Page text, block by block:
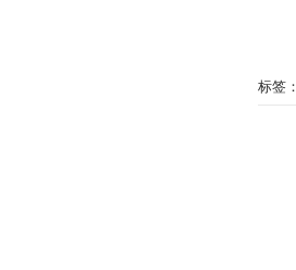
标签：